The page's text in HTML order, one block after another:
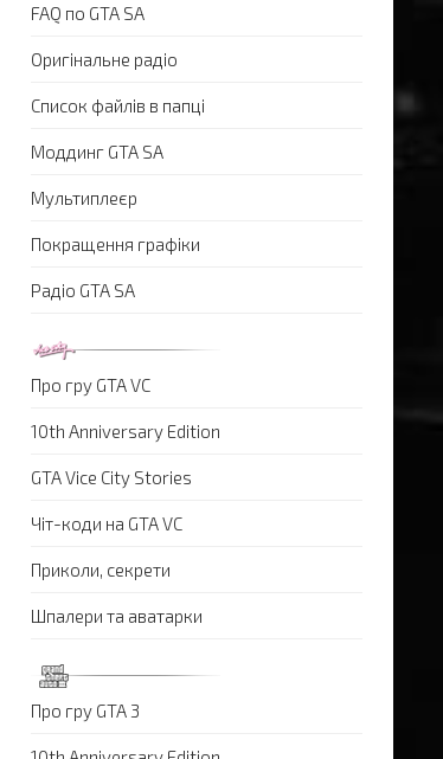
FAQ по GTA SA
Оригінальне радіо
Список файлів в папці
Моддинг GTA SA
Мультиплеєр
Покращення графіки
Радіо GTA SA
Про гру GTA VC
10th Anniversary Edition
GTA Vice City Stories
Чіт-коди на GTA VC
Приколи, секрети
Шпалери та аватарки
Про гру GTA 3